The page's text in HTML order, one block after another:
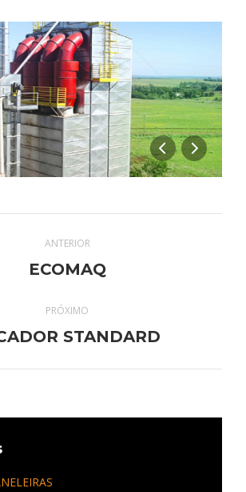
ANTERIOR
Álbum
ECOMAQ
PRÓXIMO
Próximo
STANDARD